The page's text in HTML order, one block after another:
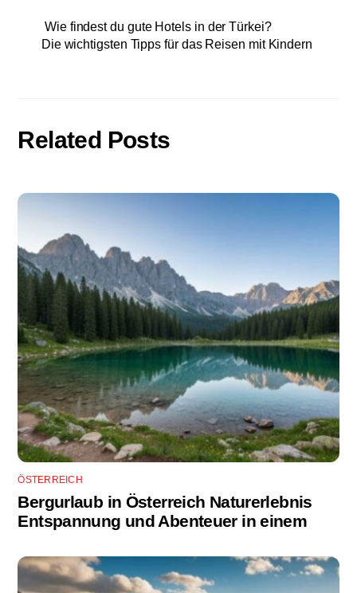
Wie findest du gute Hotels in der Türkei?
Die wichtigsten Tipps für das Reisen mit Kindern
Related Posts
ÖSTERREICH
Bergurlaub in Österreich Naturerlebnis
Entspannung und Abenteuer in einem